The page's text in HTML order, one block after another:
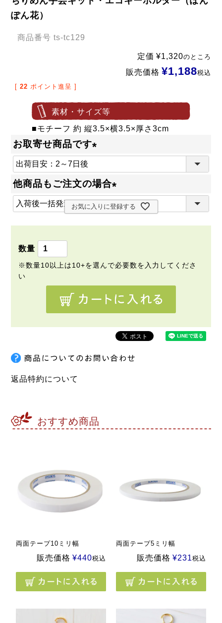
ぽん花）
商品番号 ts-tc129
定価 ¥1,320のところ
販売価格 ¥1,188税込
[ 22 ポイント進呈 ]
素材・サイズ等
■モチーフ 約 縦3.5×横3.5×厚さ3cm
お取寄せ商品です
必
)
他商品もご注文の場合
(
お気に入りに登録する
返品特約について
おすすめ商品
両面テープ10ミリ幅
販売価格 ¥440税込
両面テープ5ミリ幅
販売価格 ¥231税込